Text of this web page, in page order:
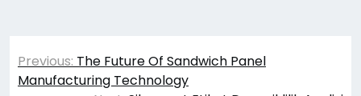
Yazı
gezinmesi
Previous: The Future Of Sandwich Panel
Manufacturing Technology